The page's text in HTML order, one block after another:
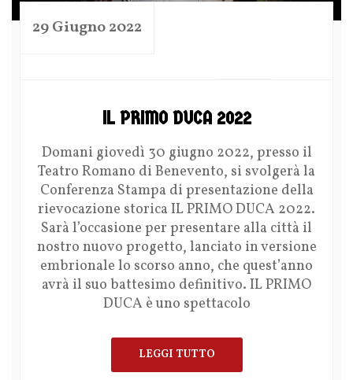
29 Giugno 2022
IL PRIMO DUCA 2022
Domani giovedì 30 giugno 2022, presso il
Teatro Romano di Benevento, si svolgerà la
Conferenza Stampa di presentazione della
rievocazione storica IL PRIMO DUCA 2022.
Sarà l’occasione per presentare alla città il
nostro nuovo progetto, lanciato in versione
embrionale lo scorso anno, che quest’anno
avrà il suo battesimo definitivo. IL PRIMO
DUCA è uno spettacolo
LEGGI TUTTO